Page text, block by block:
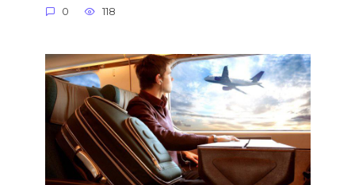
0 118